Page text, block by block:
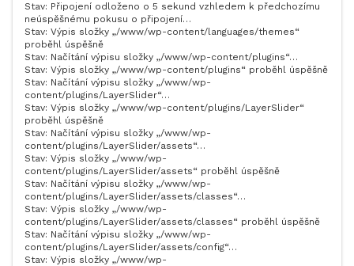
Stav: Připojení odloženo o 5 sekund vzhledem k předchozímu
neúspěšnému pokusu o připojení…
Stav: Výpis složky „/www/wp-content/languages/themes“
proběhl úspěšně
Stav: Načítání výpisu složky „/www/wp-content/plugins“…
Stav: Výpis složky „/www/wp-content/plugins“ proběhl úspěšně
Stav: Načítání výpisu složky „/www/wp-
content/plugins/LayerSlider“…
Stav: Výpis složky „/www/wp-content/plugins/LayerSlider“
proběhl úspěšně
Stav: Načítání výpisu složky „/www/wp-
content/plugins/LayerSlider/assets“…
Stav: Výpis složky „/www/wp-
content/plugins/LayerSlider/assets“ proběhl úspěšně
Stav: Načítání výpisu složky „/www/wp-
content/plugins/LayerSlider/assets/classes“…
Stav: Výpis složky „/www/wp-
content/plugins/LayerSlider/assets/classes“ proběhl úspěšně
Stav: Načítání výpisu složky „/www/wp-
content/plugins/LayerSlider/assets/config“…
Stav: Výpis složky „/www/wp-